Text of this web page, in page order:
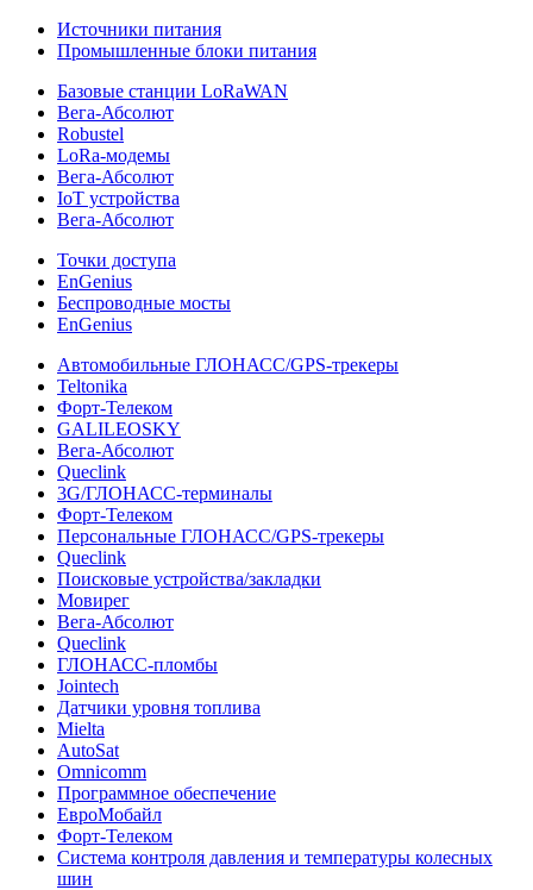
Источники питания
Промышленные блоки питания
Базовые станции LoRaWAN
Вега-Абсолют
Robustel
LoRa-модемы
Вега-Абсолют
IoT устройства
Вега-Абсолют
Точки доступа
EnGenius
Беспроводные мосты
EnGenius
Автомобильные ГЛОНАСС/GPS-трекеры
Teltonika
Форт-Телеком
GALILEOSKY
Вега-Абсолют
Queclink
3G/ГЛОНАСС-терминалы
Форт-Телеком
Персональные ГЛОНАСС/GPS-трекеры
Queclink
Поисковые устройства/закладки
Мовирег
Вега-Абсолют
Queclink
ГЛОНАСС-пломбы
Jointech
Датчики уровня топлива
Mielta
AutoSat
Omnicomm
Программное обеспечение
ЕвроМобайл
Форт-Телеком
Система контроля давления и температуры колесных
шин